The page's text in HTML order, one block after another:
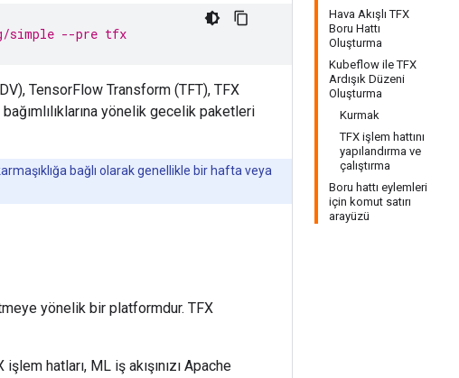
Hava Akışlı TFX
Boru Hattı
Oluşturma
Kubeflow ile TFX
Ardışık Düzeni
Oluşturma
Kurmak
TFX işlem hattını
yapılandırma ve
çalıştırma
Boru hattı eylemleri
için komut satırı
arayüzü
simple --pre tfx
TensorFlow Transform (TFT), TFX
yönelik gecelik paketleri
bağlı olarak genellikle bir hafta veya
yönelik bir platformdur. TFX
hatları, ML iş akışınızı Apache